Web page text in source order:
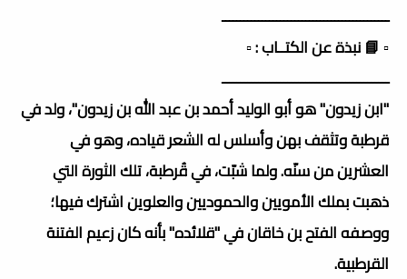
ــــــــــــــــــــــــــــــــــــــــــــــ
▫️ 📘 نبذة عن الكتــاب : ▫️
ــــــــــــــــــــــــــــــــــــــــــــــ
"ابن زيدون" هو أبو الوليد أحمد بن عبد الله بن زيدون"، ولد في
قرطبة وتثقف بهن وأسلس له الشعر قياده، وهو في
العشرين من سنّه. ولما شبّت، في قُرطبة، تلك الثورة التي
ذهبت بملك الأمويين والحموديين والعلوين اشترك فيها؛
ووصفه الفتح بن خاقان في "قلائده" بأنه كان زعيم الفتنة
القرطبية.